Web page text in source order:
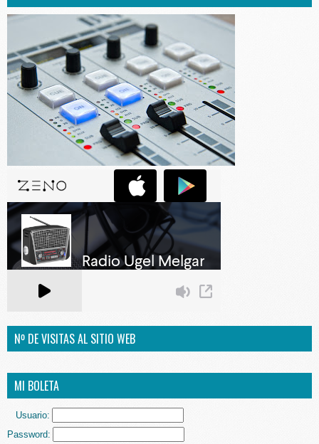
Nº DE VISITAS AL SITIO WEB
MI BOLETA
Usuario:
Password: